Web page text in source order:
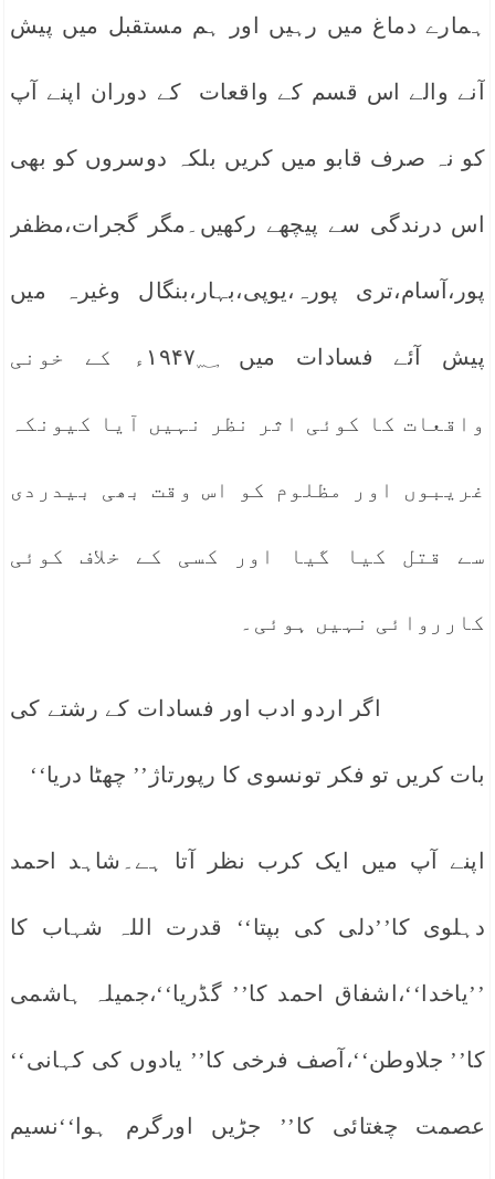
ہمارے دماغ میں رہیں اور ہم مستقبل میں پیش
آنے والے اس قسم کے واقعات کے دوران اپنے آپ
کو نہ صرف قابو میں کریں بلکہ دوسروں کو بھی
اس درندگی سے پیچھے رکھیں۔مگر گجرات،مظفر
پور،آسام،تری پورہ،یوپی،بہار،بنگال وغیرہ میں
پیش آئے فسادات میں ۱۹۴۷؁ء کے خونی
واقعات کا کوئی اثر نظر نہیں آیا کیونکہ
غریبوں اور مظلوم کو اس وقت بھی بیدردی
سے قتل کیا گیا اور کسی کے خلاف کوئی
کارروائی نہیں ہوئی۔
اگر اردو ادب اور فسادات کے رشتے کی
بات کریں تو فکر تونسوی کا رپورتاژ’’ چھٹا دریا‘‘
اپنے آپ میں ایک کرب نظر آتا ہے۔شاہد احمد
دہلوی کا’’دلی کی بپتا‘‘ قدرت اللہ شہاب کا
’’یاخدا‘‘،اشفاق احمد کا’’ گڈریا‘‘،جمیلہ ہاشمی
کا’’ جلاوطن‘‘،آصف فرخی کا’’ یادوں کی کہانی‘‘
عصمت چغتائی کا’’ جڑیں اورگرم ہوا‘‘نسیم